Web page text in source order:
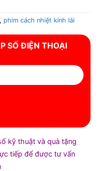
, phim cách nhiệt kính lái
SỐ ĐIỆN THOẠI
kỹ thuật và quà tặng
tiếp để được tư vấn